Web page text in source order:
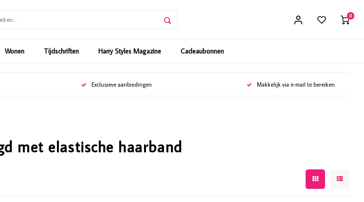
0
Wonen Tijdschriften Harry Styles Magazine Cadeaubonnen
Exclusieve aanbiedingen Makkelijk via e-mail te bereiken
met elastische haarband